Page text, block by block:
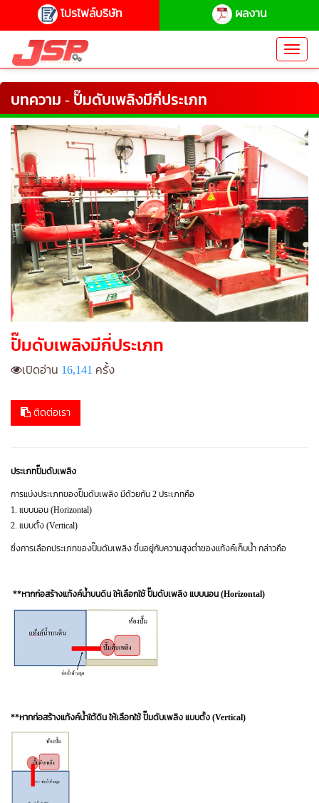
โปรไฟล์บริษัท ผลงาน
บทความ - ปั๊มดับเพลิงมีกี่ประเภท
ปั๊มดับเพลิงมีกี่ประเภท
เปิดอ่าน 16,141 ครั้ง
ติดต่อเรา
ประเภทปั๊มดับเพลิง
การแบ่งประเภทของปั๊มดับเพลิง มีด้วยกัน 2 ประเภทคือ
1. แบบนอน (Horizontal)
2. แบบตั้ง (Vertical)
ซึ่งการเลือกประเภทของปั๊มดับเพลิง ขึ้นอยู่กับความสูงต่ำของแท้งค์เก็บน้ำ กล่าวคือ
**หากก่อสร้างแท้งค์น้ำบนดิน ให้เลือกใช้ ปั๊มดับเพลิง แบบนอน (Horizontal)
**หากก่อสร้างแท้งค์น้ำใต้ดิน ให้เลือกใช้ ปั๊มดับเพลิง แบบตั้ง (Vertical)